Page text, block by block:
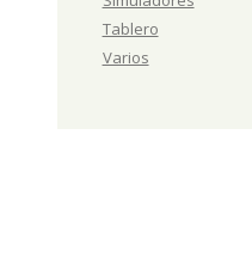
Tablero
Varios